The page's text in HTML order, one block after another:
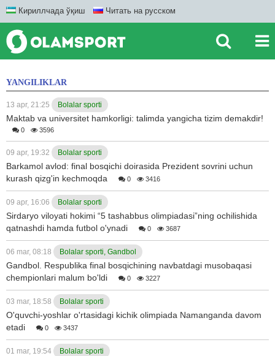
Кириллчада ўқиш Читать на русском
YANGILIKLAR
13 apr, 21:25 Bolalar sporti
Maktab va universitet hamkorligi: talimda yangicha tizim demakdir!
0 3596
09 apr, 19:32 Bolalar sporti
Barkamol avlod: final bosqichi doirasida Prezident sovrini uchun
kurash qizg'in kechmoqda
0 3416
09 apr, 16:06 Bolalar sporti
Sirdaryo viloyati hokimi “5 tashabbus olimpiadasi”ning ochilishida
qatnashdi hamda futbol o'ynadi
0 3687
06 mar, 08:18 Bolalar sporti, Gandbol
Gandbol. Respublika final bosqichining navbatdagi musobaqasi
chempionlari malum bo'ldi
0 3227
03 mar, 18:58 Bolalar sporti
O'quvchi-yoshlar o'rtasidagi kichik olimpiada Namanganda davom
etadi
0 3437
01 mar, 19:54 Bolalar sporti